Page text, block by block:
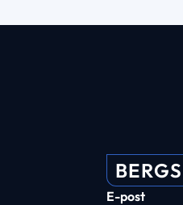
E-post